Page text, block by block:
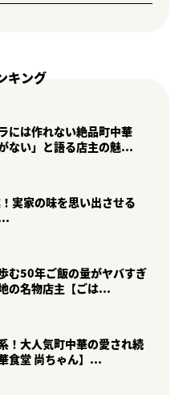
キング
には作れない絶品町中華
ない」と語る店主の魅...
実家の味を思い出させる
む50年ご飯の量がヤバすぎ
の名物店主【ごは...
！大人気町中華の愛され続
食堂 尚ちゃん】...